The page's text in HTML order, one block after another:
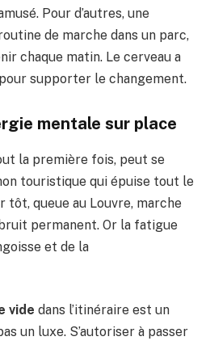
Pour d’autres, une
de marche dans un parc,
chaque matin. Le cerveau a
supporter le changement.
mentale sur place
la première fois, peut se
touristique qui épuise tout le
tôt, queue au Louvre, marche
permanent. Or la fatigue
et de la
vide dans l’itinéraire est un
un luxe. S’autoriser à passer